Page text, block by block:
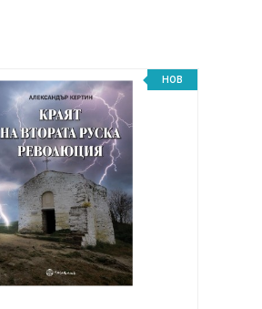
НОВ